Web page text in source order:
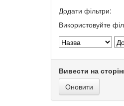
Додати фільтри:
Використовуйте
Вивести на